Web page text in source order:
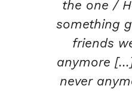
the one /
something
friends
anymore
never